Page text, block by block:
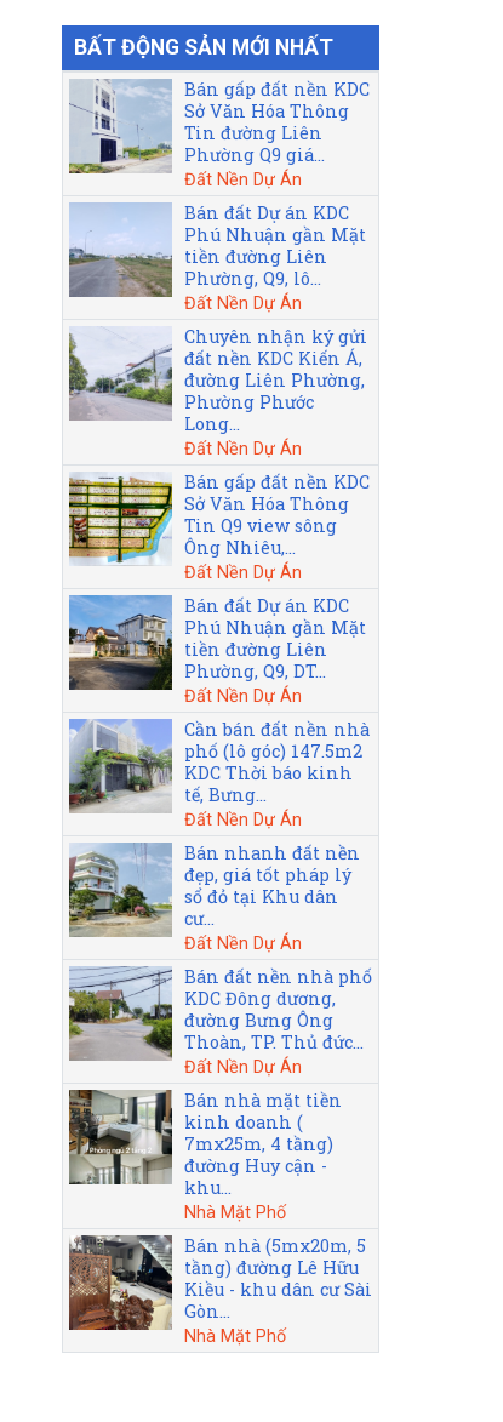
BẤT ĐỘNG SẢN MỚI NHẤT
Bán gấp đất nền KDC
Sở Văn Hóa Thông
Tin đường Liên
Phường Q9 giá...
Đất Nền Dự Án
Bán đất Dự án KDC
Phú Nhuận gần Mặt
tiền đường Liên
Phường, Q9, lô...
Đất Nền Dự Án
Chuyên nhận ký gửi
đất nền KDC Kiến Á,
đường Liên Phường,
Phường Phước
Long...
Đất Nền Dự Án
Bán gấp đất nền KDC
Sở Văn Hóa Thông
Tin Q9 view sông
Ông Nhiêu,...
Đất Nền Dự Án
Bán đất Dự án KDC
Phú Nhuận gần Mặt
tiền đường Liên
Phường, Q9, DT...
Đất Nền Dự Án
Cần bán đất nền nhà
phố (lô góc) 147.5m2
KDC Thời báo kinh
tế, Bưng...
Đất Nền Dự Án
Bán nhanh đất nền
đẹp, giá tốt pháp lý
sổ đỏ tại Khu dân
cư...
Đất Nền Dự Án
Bán đất nền nhà phố
KDC Đông dương,
đường Bưng Ông
Thoàn, TP. Thủ đức...
Đất Nền Dự Án
Bán nhà mặt tiền
kinh doanh (
7mx25m, 4 tầng)
đường Huy cận -
khu...
Nhà Mặt Phố
Bán nhà (5mx20m, 5
tầng) đường Lê Hữu
Kiều - khu dân cư Sài
Gòn...
Nhà Mặt Phố